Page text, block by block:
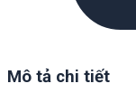
Mô tả chi tiết